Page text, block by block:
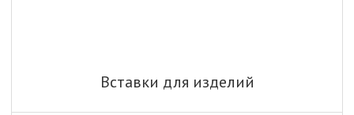
Вставки для изделий